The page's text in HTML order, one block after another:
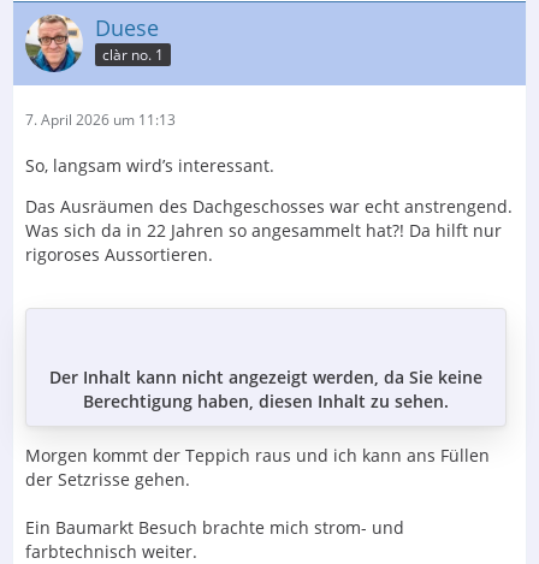
Duese
clàr no. 1
7. April 2026 um 11:13
So, langsam wird’s interessant.
Das Ausräumen des Dachgeschosses war echt anstrengend.
Was sich da in 22 Jahren so angesammelt hat?! Da hilft nur
rigoroses Aussortieren.
Der Inhalt kann nicht angezeigt werden, da Sie keine
Berechtigung haben, diesen Inhalt zu sehen.
Morgen kommt der Teppich raus und ich kann ans Füllen
der Setzrisse gehen.
Ein Baumarkt Besuch brachte mich strom- und
farbtechnisch weiter.